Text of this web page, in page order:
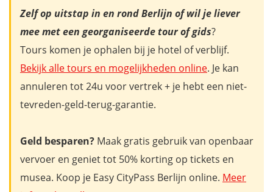
Zelf op uitstap in en rond Berlijn of wil je liever
mee met een georganiseerde tour of gids?
Tours komen je ophalen bij je hotel of verblijf.
Bekijk alle tours en mogelijkheden online. Je kan
annuleren tot 24u voor vertrek + je hebt een niet-
tevreden-geld-terug-garantie.
Geld besparen? Maak gratis gebruik van openbaar
vervoer en geniet tot 50% korting op tickets en
musea. Koop je Easy CityPass Berlijn online. Meer